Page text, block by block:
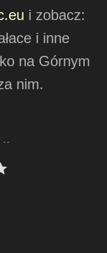
i zobacz:
i inne
na Górnym
nim.